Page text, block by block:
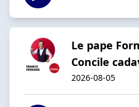
Le pape
Concile
2026-08-05